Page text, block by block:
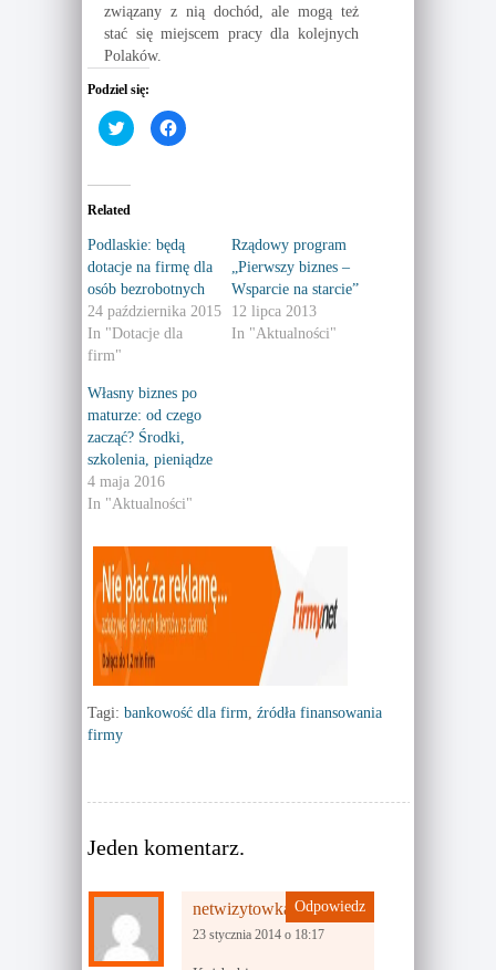
związany z nią dochód, ale mogą też
stać się miejscem pracy dla kolejnych
Polaków.
Podziel się:
C
l
t
o
s
a
e
o
n
T
i
r
(
O
p
e
n
s
i
n
n
w
i
n
d
o
w
)
C
l
a
r
e
o
n
F
c
o
k
(
O
p
e
n
n
w
w
i
n
d
o
w
Related
Podlaskie: będą
dotacje na firmę dla
osób bezrobotnych
24 października 2015
In "Dotacje dla
firm"
Rządowy program
„Pierwszy biznes –
Wsparcie na starcie”
12 lipca 2013
In "Aktualności"
Własny biznes po
maturze: od czego
zacząć? Środki,
szkolenia, pieniądze
4 maja 2016
In "Aktualności"
Tagi: bankowość dla firm, źródła finansowania
firmy
Jeden komentarz.
netwizytowka
23 stycznia 2014 o 18:17
Odpowiedz